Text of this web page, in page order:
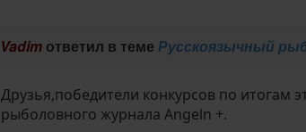
Vadimответил в теме Русскоязычный
Друзья,победители конкурсов по итогам
рыболовного журнала Angeln +.